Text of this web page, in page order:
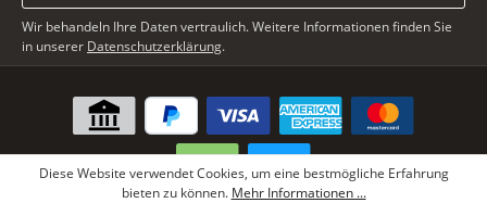
Wir behandeln Ihre Daten vertraulich. Weitere Informationen finden Sie
in unserer Datenschutzerklärung.
Diese Website verwendet Cookies, um eine bestmögliche Erfahrung
bieten zu können. Mehr Informationen ...